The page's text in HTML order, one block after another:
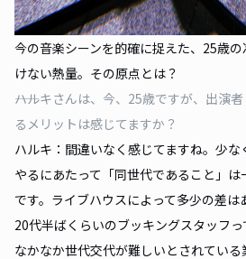
今の音楽シーンを的確に捉えた、25歳
けない熱量。その原点とは？
――ハルキさんは、今、25歳ですが、出演
るメリットは感じてますか？
ハルキ：間違いなく感じてますね。少
やるにあたって「同世代であること」
です。ライブハウスによって多少の差は
20代半ばくらいのブッキングスタッフっ
なかなか世代交代が難しいとされてい